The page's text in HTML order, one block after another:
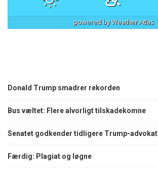
powered byWeather Atlas
Donald Trump smadrer rekorden
Bus væltet: Flere alvorligt tilskadekomne
Senatet godkender tidligere Trump-advokat
Færdig: Plagiat og løgne